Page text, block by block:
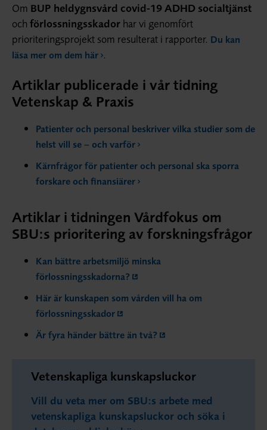
Om BUP heldygnsvård covid-19ADHD socialtjänst
och förlossningsskador har vi genomfört
prioriteringsprojekt som resulterat i rapporter. Du kan
läsa mer om dem här .
Artiklar publicerade i vår tidning
Vetenskap & Praxis
Patienter och personal beskriver vilka studier som de
helst vill se – och varför
Kärnfrågor för patienter och personal ska sporra
forskare och finansiärer
Artiklar i tidningen Vårdfokus om
SBU:s prioritering av forskningsfrågor
Kan bättre arbetsmiljö minska
förlossningsskadorna?
Här är kunskapen som vården vill ha om
förlossningsskador
Är fyra händer bättre än två?
Vetenskapliga kunskapsluckor
Vill du veta mer om SBU:s arbete med
vetenskapliga kunskapsluckor och söka i